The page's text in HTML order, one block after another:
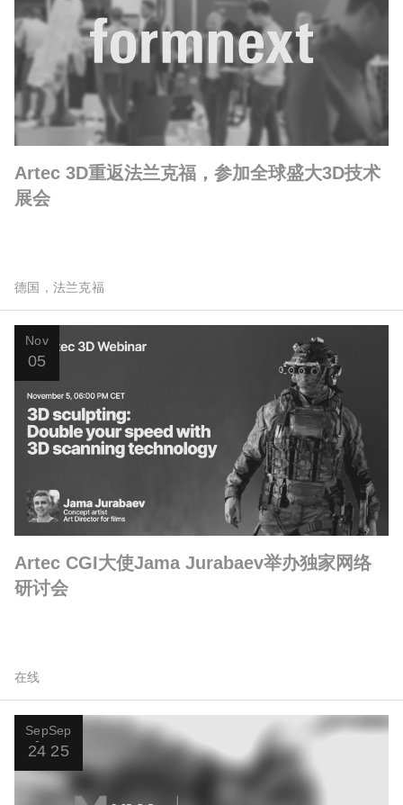
Artec 3D重返法兰克福，参加全球盛大3D技术
展会
德国，法兰克福
Nov
05
Artec CGI大使Jama Jurabaev举办独家网络
研讨会
在线
Sep
24
Sep
25